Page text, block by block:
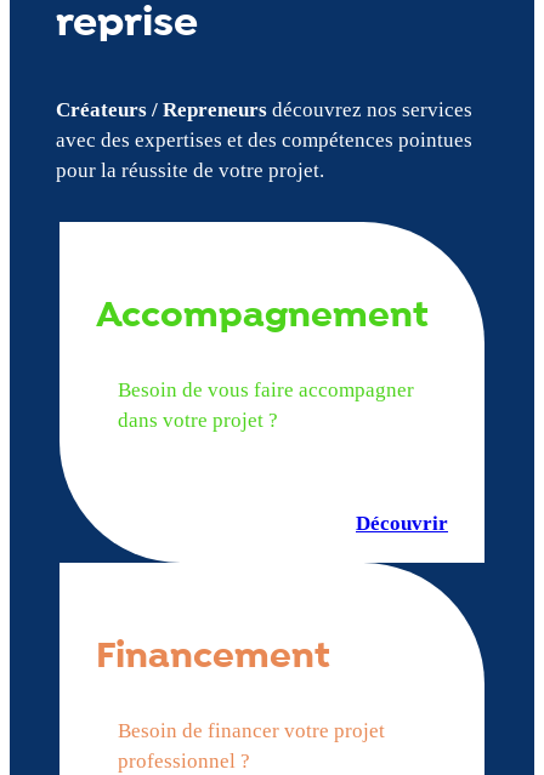
reprise
Créateurs / Repreneursdécouvrez nos services
avec des expertises et des compétences pointues
pour la réussite de votre projet.
Accompagnement
Besoin de vous faire accompagner
dans votre projet ?
Découvrir
Financement
Besoin de financer votre projet
professionnel ?